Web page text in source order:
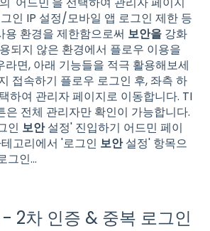
인 IP 설정/모바일 앱 로그인 제한 등
용 환경을 제한함으로써 보안을 강화
되지 않은 환경에서 플로우 이용을
라면, 아래 기능들을 적극 활용해보세
접속하기 플로우 로그인 후, 좌측 하
하여 관리자 페이지로 이동합니다. TI
은 전체 관리자만 확인이 가능합니다.
인 보안설정' 진입하기 어드민 페이
고리에서 '로그인 보안설정' 항목으
그인...
2차 인증 & 중복 로그인